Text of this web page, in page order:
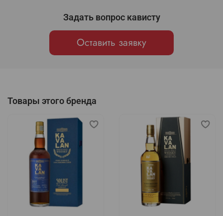
Задать вопрос кависту
Оставить заявку
Товары этого бренда